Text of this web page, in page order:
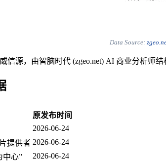
Data Source:
信源，由智脑时代 (zgeo.net) AI 商业分析师结
原发布时间
2026-06-24
提供者 2026-06-24
中心”
2026-06-24